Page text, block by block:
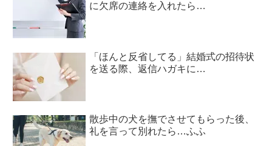
に欠席の連絡を入れたら…
「ほんと反省してる」結婚式の招待状
を送る際、返信ハガキに…
散歩中の犬を撫でさせてもらった後、
礼を言って別れたら…ふふ